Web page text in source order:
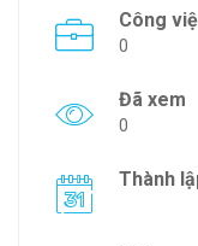
Công
0
Đã xem
0
Thành